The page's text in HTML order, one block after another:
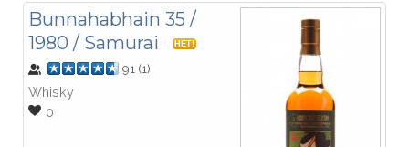
Bunnahabhain 35 /
1980 / Samurai
HET!
91 (1)
Whisky
0